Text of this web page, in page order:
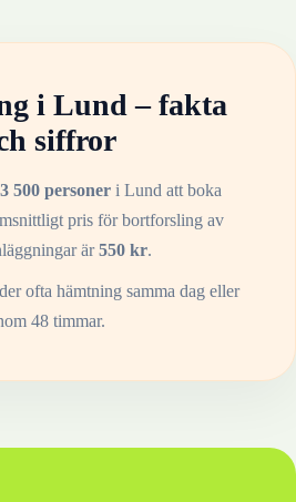
i Lund– fakta
siffror
3 500 personer i Lund att boka
pris för bortforsling av
är550kr.
ofta hämtning samma dag eller
48 timmar.